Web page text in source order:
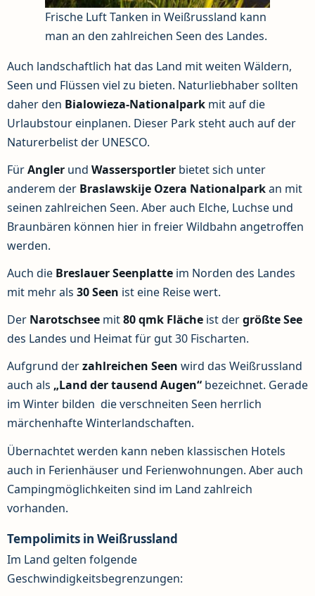
Frische Luft Tanken in Weißrussland kann
man an den zahlreichen Seen des Landes.
Auch landschaftlich hat das Land mit weiten Wäldern,
Seen und Flüssen viel zu bieten. Naturliebhaber sollten
daher den Bialowieza-Nationalpark mit auf die
Urlaubstour einplanen. Dieser Park steht auch auf der
Naturerbelist der UNESCO.
FürAngler und Wassersportler bietet sich unter
anderem der Braslawskije Ozera Nationalparkan mit
seinen zahlreichen Seen. Aber auch Elche, Luchse und
Braunbären können hier in freier Wildbahn angetroffen
werden.
Auch die Breslauer Seenplatte im Norden des Landes
mit mehr als 30 Seen ist eine Reise wert.
Der Narotschsee mit80 qmk Fläche ist dergrößte See
des Landes und Heimat für gut 30 Fischarten.
Aufgrund derzahlreichen Seen wird das Weißrussland
auch als „Land der tausend Augen“ bezeichnet. Gerade
im Winter bilden die verschneiten Seen herrlich
märchenhafte Winterlandschaften.
Übernachtet werden kann neben klassischen Hotels
auch in Ferienhäuser und Ferienwohnungen. Aber auch
Campingmöglichkeiten sind im Land zahlreich
vorhanden.
Tempolimits in Weißrussland
Im Land gelten folgende
Geschwindigkeitsbegrenzungen: